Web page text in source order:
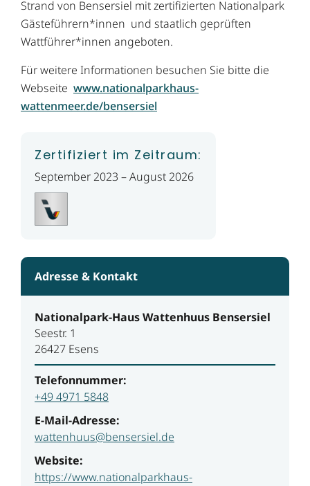
Strand von Bensersiel mit zertifizierten Nationalpark
Gästeführern*innen und staatlich geprüften
Wattführer*innen angeboten.
Für weitere Informationen besuchen Sie bitte die
Webseite www.nationalparkhaus-
wattenmeer.de/bensersiel
Zertifiziert im Zeitraum:
September 2023 – August 2026
Adresse & Kontakt
Nationalpark-Haus Wattenhuus Bensersiel
Seestr. 1
26427 Esens
Telefonnummer:
+49 4971 5848
E-Mail-Adresse:
wattenhuus@bensersiel.de
Website:
https://www.nationalparkhaus-